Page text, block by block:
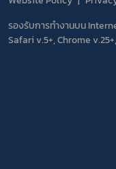
รองรับการทำงานบน
Safari v.5+, Chrome